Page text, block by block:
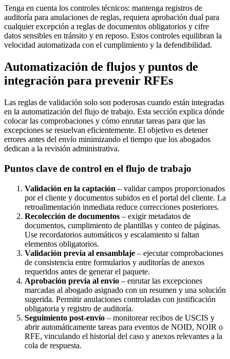
Tenga en cuenta los controles técnicos: mantenga registros de
auditoría para anulaciones de reglas, requiera aprobación dual para
cualquier excepción a reglas de documentos obligatorios y cifre
datos sensibles en tránsito y en reposo. Estos controles equilibran la
velocidad automatizada con el cumplimiento y la defendibilidad.
Automatización de flujos y puntos de
integración para prevenir RFEs
Las reglas de validación solo son poderosas cuando están integradas
en la automatización del flujo de trabajo. Esta sección explica dónde
colocar las comprobaciones y cómo enrutar tareas para que las
excepciones se resuelvan eficientemente. El objetivo es detener
errores antes del envío minimizando el tiempo que los abogados
dedican a la revisión administrativa.
Puntos clave de control en el flujo de trabajo
Validación en la captación – validar campos proporcionados
por el cliente y documentos subidos en el portal del cliente. La
retroalimentación inmediata reduce correcciones posteriores.
Recolección de documentos – exigir metadatos de
documentos, cumplimiento de plantillas y conteo de páginas.
Use recordatorios automáticos y escalamiento si faltan
elementos obligatorios.
Validación previa al ensamblaje – ejecutar comprobaciones
de consistencia entre formularios y auditorías de anexos
requeridos antes de generar el paquete.
Aprobación previa al envío – enrutar las excepciones
marcadas al abogado asignado con un resumen y una solución
sugerida. Permitir anulaciones controladas con justificación
obligatoria y registro de auditoría.
Seguimiento post-envío – monitorear recibos de USCIS y
abrir automáticamente tareas para eventos de NOID, NOIR o
RFE, vinculando el historial del caso y anexos relevantes a la
cola de respuesta.